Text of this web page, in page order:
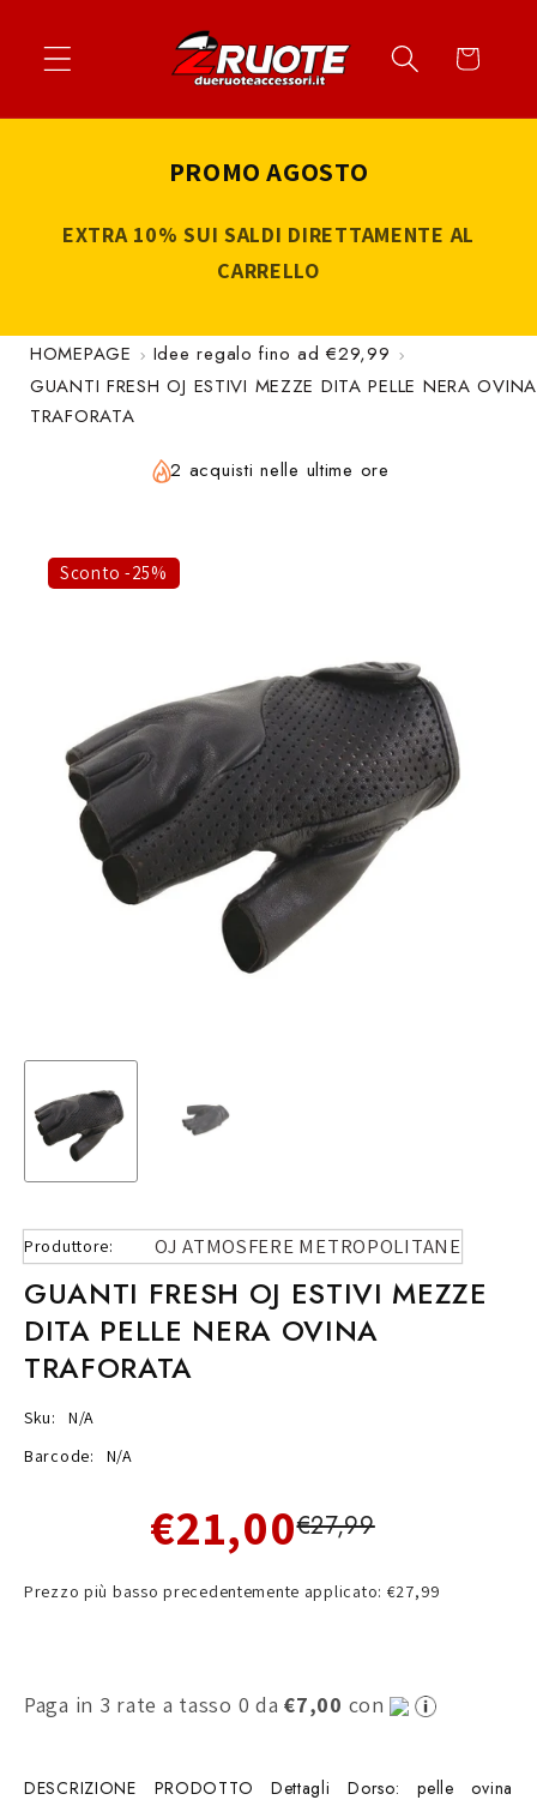
Vai al piè di página
Apri widget di accessibilità
ai contenuti
Carrello
PROMO AGOSTO
EXTRA 10% SUI SALDI DIRETTAMENTE AL
CARRELLO
HOMEPAGE
Idee regalo fino ad €29,99
GUANTI FRESH OJ ESTIVI MEZZE DITA PELLE NERA OVINA
TRAFORATA
2 acquisti nelle ultime ore
Sconto -25%
Produttore: OJ ATMOSFERE METROPOLITANE
GUANTI FRESH OJ ESTIVI MEZZE
DITA PELLE NERA OVINA
TRAFORATA
Sku:
N/A
Barcode:
N/A
€21,00€27,99
Prezzo più basso precedentemente applicato: €27,99
Paga in 3 rate a tasso 0 da€7,00 con
DESCRIZIONE PRODOTTO Dettagli Dorso: pelle ovina